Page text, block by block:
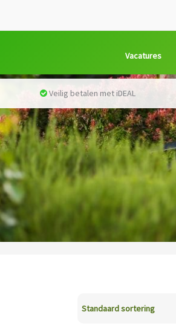
Vacatures
Veilig betalen met iDEAL